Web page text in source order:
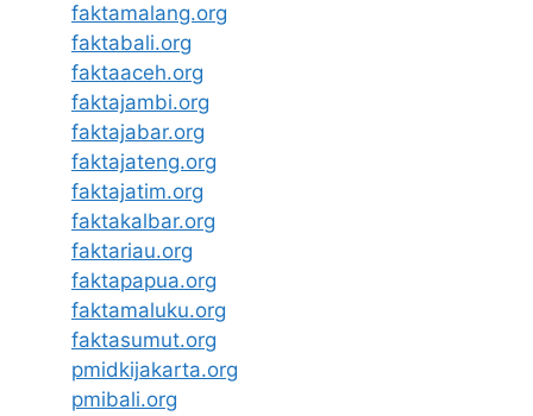
faktamalang.org
faktabali.org
faktaaceh.org
faktajambi.org
faktajabar.org
faktajateng.org
faktajatim.org
faktakalbar.org
faktariau.org
faktapapua.org
faktamaluku.org
faktasumut.org
pmidkijakarta.org
pmibali.org